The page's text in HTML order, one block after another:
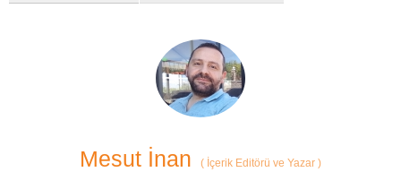
Mesut İnan ( İçerik Editörü ve Yazar )